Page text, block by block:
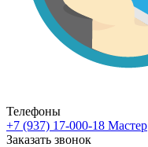
Телефоны
+7 (937) 17-000-18 Мастер
Заказать звонок